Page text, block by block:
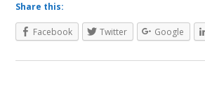
Share this:
Facebook Twitter Google